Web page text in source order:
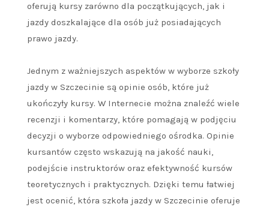
oferują kursy zarówno dla początkujących, jak i
jazdy doszkalające dla osób już posiadających
prawo jazdy.
Jednym z ważniejszych aspektów w wyborze szkoły
jazdy w Szczecinie są opinie osób, które już
ukończyły kursy. W Internecie można znaleźć wiele
recenzji i komentarzy, które pomagają w podjęciu
decyzji o wyborze odpowiedniego ośrodka. Opinie
kursantów często wskazują na jakość nauki,
podejście instruktorów oraz efektywność kursów
teoretycznych i praktycznych. Dzięki temu łatwiej
jest ocenić, która szkoła jazdy w Szczecinie oferuje